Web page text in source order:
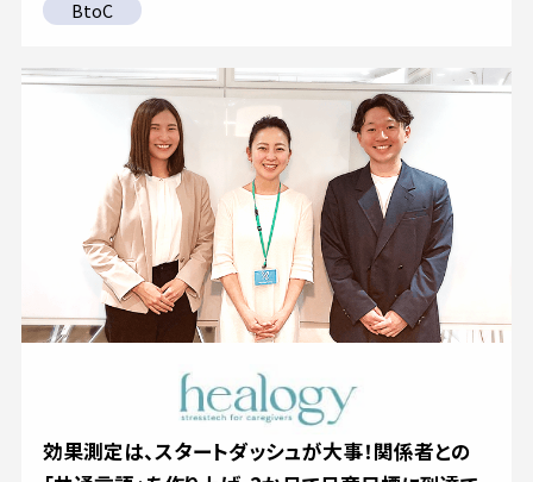
BtoC
効果測定は、スタートダッシュが大事！関係者との